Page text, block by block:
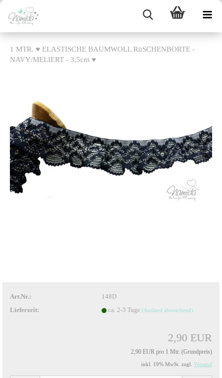
1 MTR. ♥ ELASTISCHE BAUMWOLL RüSCHENBORTE -
NAVY/MELIERT - 3,5cm ♥
Art.Nr.:
148D
Lieferzeit:
ca. 2-3 Tage (Ausland abweichend)
2,90 EUR
2,90 EUR pro 1 Mtr. (Grundpreis)
inkl. 19% MwSt. zzgl. Versand